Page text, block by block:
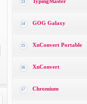
13
14 GOG Galaxy
15 XnConvert Portable
16 XnConvert
17 Chromium